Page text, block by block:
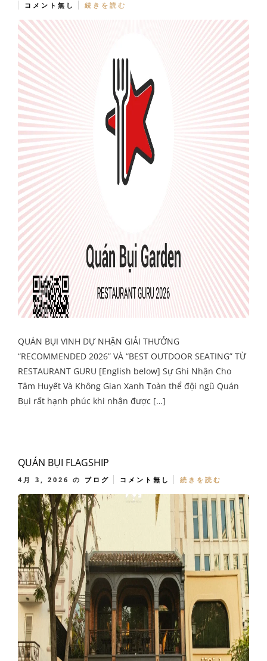
コメント無し
続きを読む
QUÁN BỤI VINH DỰ NHẬN GIẢI THƯỞNG
“RECOMMENDED 2026” VÀ “BEST OUTDOOR SEATING” TỪ
RESTAURANT GURU [English below] Sự Ghi Nhận Cho
Tâm Huyết Và Không Gian Xanh Toàn thể đội ngũ Quán
Bụi rất hạnh phúc khi nhận được […]
QUÁN BỤI FLAGSHIP
4月 3, 2026 の ブログ コメント無し 続きを読む